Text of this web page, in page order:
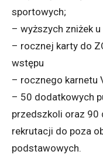
sportowych;
– wyższych zniżek
– rocznej karty do
wstępu
– rocznego karnetu
– 50 dodatkowych
przedszkoli oraz 90
rekrutacji do poza
podstawowych.